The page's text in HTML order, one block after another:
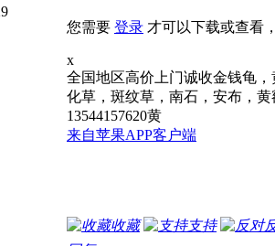
您需要 登录 才可以下载或查看
x
全国地区高价上门诚收金钱龟
化草，斑纹草，南石，安布，
13544157620黄
来自苹果APP客户端
收藏 支持